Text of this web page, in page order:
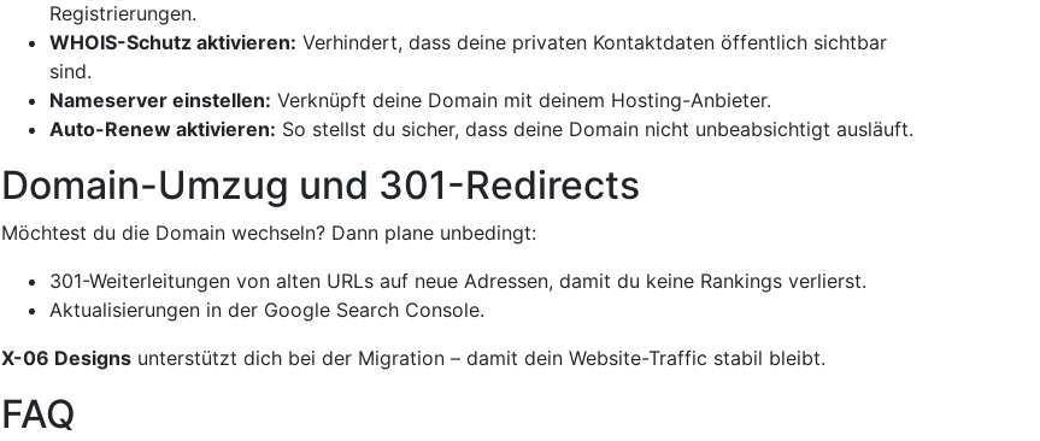
Registrierungen.
WHOIS-Schutz aktivieren: Verhindert, dass deine privaten Kontaktdaten öffentlich sichtbar
sind.
Nameserver einstellen: Verknüpft deine Domain mit deinem Hosting-Anbieter.
Auto-Renew aktivieren: So stellst du sicher, dass deine Domain nicht unbeabsichtigt ausläuft.
Domain-Umzug und 301-Redirects
Möchtest du die Domain wechseln? Dann plane unbedingt:
301-Weiterleitungen von alten URLs auf neue Adressen, damit du keine Rankings verlierst.
Aktualisierungen in der Google Search Console.
X-06 Designsunterstützt dich bei der Migration – damit dein Website-Traffic stabil bleibt.
FAQ